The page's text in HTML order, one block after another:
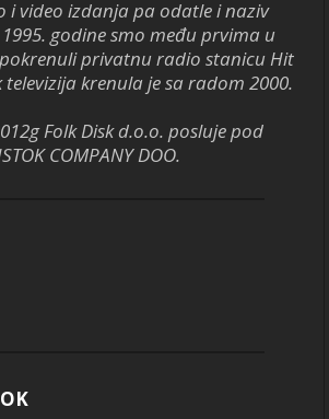
i video izdanja pa odatle i naziv
godine smo među prvima u
privatnu radio stanicu Hit
televizija krenula je sa radom 2000.
Folk Disk d.o.o. posluje pod
COMPANY DOO.